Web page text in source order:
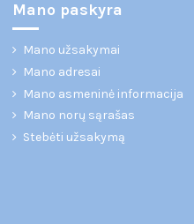
Mano paskyra
Mano užsakymai
Mano adresai
Mano asmeninė informacija
Mano norų sąrašas
Stebėti užsakymą